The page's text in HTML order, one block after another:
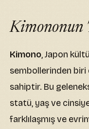
Kimononun
Kimono, Japon
sembollerinden biri
sahiptir. Bu
statü, yaş ve
farklılaşmış ve